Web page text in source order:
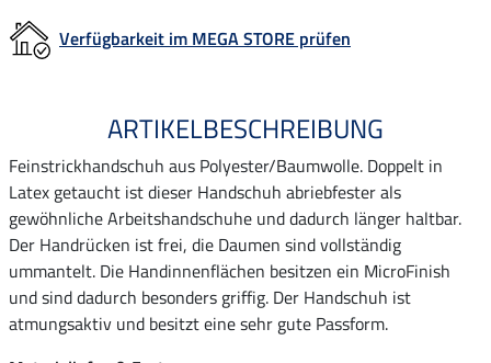
Verfügbarkeit im MEGA STORE prüfen
ARTIKELBESCHREIBUNG
Feinstrickhandschuh aus Polyester/Baumwolle. Doppelt in
Latex getaucht ist dieser Handschuh abriebfester als
gewöhnliche Arbeitshandschuhe und dadurch länger haltbar.
Der Handrücken ist frei, die Daumen sind vollständig
ummantelt. Die Handinnenflächen besitzen ein MicroFinish
und sind dadurch besonders griffig. Der Handschuh ist
atmungsaktiv und besitzt eine sehr gute Passform.